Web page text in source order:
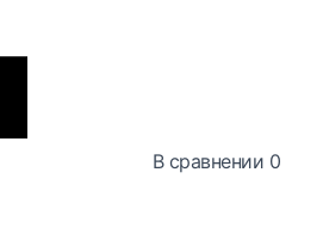
В сравнении 0